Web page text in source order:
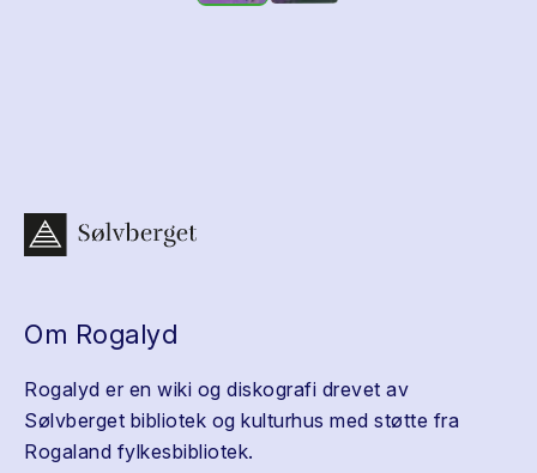
Om Rogalyd
Rogalyd er en wiki og diskografi drevet av
Sølvberget bibliotek og kulturhus med støtte fra
Rogaland fylkesbibliotek.